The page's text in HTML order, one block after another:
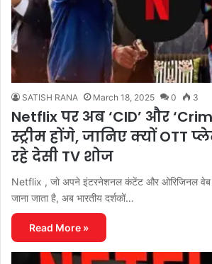
SATISH RANA March 18, 2025 0 3
Netflix पर अब ‘CID’ और
स्ट्रीम होंगे, जानिए क्यों OTT
रहे देसी TV शोज
Netflix , जो अपने इंटरनेशनल कंटेंट और ओरिजिनल वेब
जाना जाता है, अब भारतीय दर्शकों…
Read More »